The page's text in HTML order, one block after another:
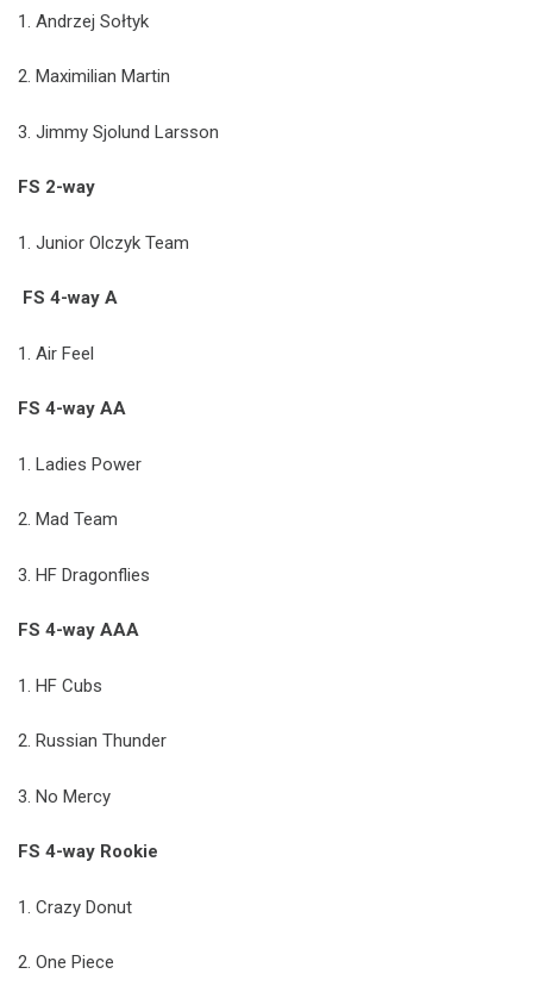
1. Andrzej Sołtyk
2. Maximilian Martin
3. Jimmy Sjolund Larsson
FS 2-way
1. Junior Olczyk Team
FS 4-way A
1. Air Feel
FS 4-way AA
1. Ladies Power
2. Mad Team
3. HF Dragonflies
FS 4-way AAA
1. HF Cubs
2. Russian Thunder
3. No Mercy
FS 4-way Rookie
1. Crazy Donut
2. One Piece